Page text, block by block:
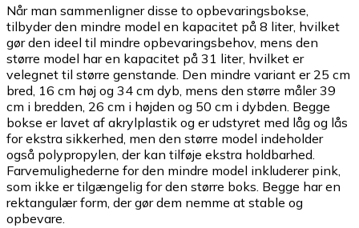
Når man sammenligner disse to opbevaringsbokse,
tilbyder den mindre model en kapacitet på 8 liter, hvilket
gør den ideel til mindre opbevaringsbehov, mens den
større model har en kapacitet på 31 liter, hvilket er
velegnet til større genstande. Den mindre variant er 25 cm
bred, 16 cm høj og 34 cm dyb, mens den større måler 39
cm i bredden, 26 cm i højden og 50 cm i dybden. Begge
bokse er lavet af akrylplastik og er udstyret med låg og lås
for ekstra sikkerhed, men den større model indeholder
også polypropylen, der kan tilføje ekstra holdbarhed.
Farvemulighederne for den mindre model inkluderer pink,
som ikke er tilgængelig for den større boks. Begge har en
rektangulær form, der gør dem nemme at stable og
opbevare.